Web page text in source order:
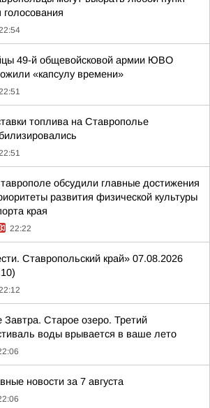
голосования
49-й общевойсковой армии ЮВО
«капсулу времени»
топлива на Ставрополье
обсудили главные достижения
развития физической культуры
края
22:22
Ставропольский край» 07.08.2026
Завтра. Старое озеро. Третий
воды врывается в ваше лето
новости за 7 августа